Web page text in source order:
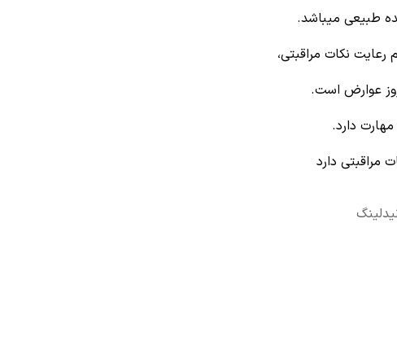
طبیعی میباشد.
نکات مراقبتی،
عوارض است.
دارد.
مراقبتی دارد